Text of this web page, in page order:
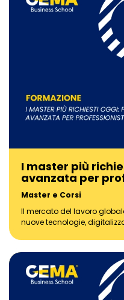
I master più
avanzata per
Master e Corsi
Il mercato del lavoro
nuove tecnologie,